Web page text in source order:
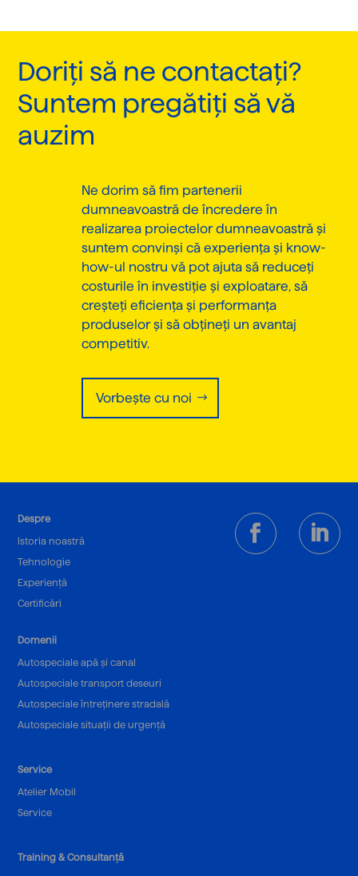
Doriți să ne contactați?
Suntem pregătiți să vă
auzim
Ne dorim să fim partenerii
dumneavoastră de încredere în
realizarea proiectelor dumneavoastră și
suntem convinși că experiența și know-
how-ul nostru vă pot ajuta să reduceți
costurile în investiție și exploatare, să
creșteți eficiența și performanța
produselor și să obțineți un avantaj
competitiv.
Vorbește cu noi
Despre
Istoria noastră
Tehnologie
Experiență
Certificări
Domenii
Autospeciale apă și canal
Autospeciale transport deseuri
Autospeciale întreținere stradală
Autospeciale situații de urgență
Service
Atelier Mobil
Service
Training & Consultanță